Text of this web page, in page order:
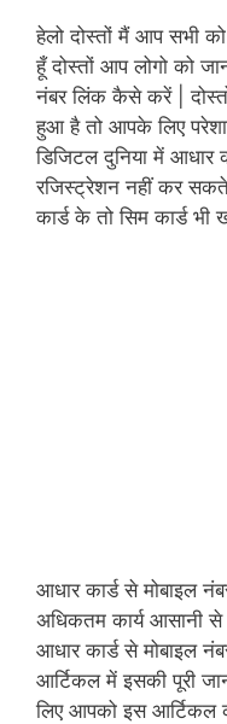
हेलो दोस्तों मैं आप सभी
हूँ दोस्तों आप लोगो को
नंबर लिंक कैसे करें |
हुआ है तो आपके लिए
डिजिटल दुनिया में आधार
रजिस्ट्रेशन नहीं कर
कार्ड के तो सिम कार्ड भी
आधार कार्ड से मोबाइल
अधिकतम कार्य आसानी
आधार कार्ड से मोबाइल
आर्टिकल में इसकी पूरी
लिए आपको इस आर्टिकल